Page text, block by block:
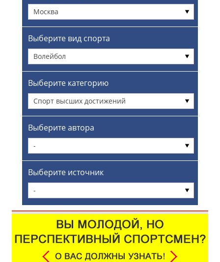
Москва
Выберите вид спорта
Волейбол
Выберите категорию
Спорт высших достижений
Выберите автора
-
Выберите источник
-